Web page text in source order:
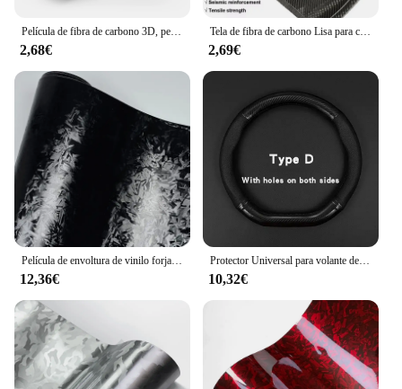
Película de fibra de carbono 3D, pegatina de vinilo para coche, lámina negra de PVC para ordenador portátil, cubierta de teléfono, películas decorativas para motocicleta, accesorios para coche
2,68€
Tela de fibra de carbono Lisa para coche comercial, equipo deportivo, 3K, 200g, 0,2mm, 30/60cm de espesor
2,69€
Película de envoltura de vinilo forjado de hilo picado de fibra de carbono, pegatina de modificación de coche, tira protectora de pasta, lado del alféizar de puerta de coche
12,36€
Protector Universal para volante de coche, fibra de carbono, cuero, tridimensional, antideslizante, tonto y accesorios de moda para coche
10,32€